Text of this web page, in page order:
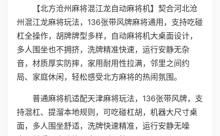
【北方沧州麻将混江龙自动麻将机】契合河北沧
州混江龙麻将玩法，136张带风牌麻将通用，支持吃碰
杠全操作，胡牌牌型多样，自动麻将机大桌面设计，
多人围坐也不拥挤，洗牌精准快速，运行安静无杂
音，材质厚实防摔，家用耐用性拉满，邻里之间约
局、家庭休闲，轻松感受北方麻将的热闹氛围。
普通麻将机适配天津麻将玩法，136张带风牌，支
持混杠、提溜本地规则，可吃碰杠胡，机器大尺寸桌
面，多人围坐舒适，洗牌快速精准，运行安静无噪